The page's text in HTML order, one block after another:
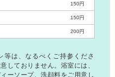
150円
150円
200円
等は、なるべくご持参くださ
しておりません。浴室には、
ーソープ、洗顔料をご用意し